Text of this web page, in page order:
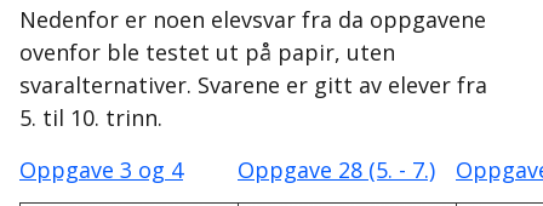
Nedenfor er noen elevsvar fra da oppgavene
ovenfor ble testet ut på papir, uten
svaralternativer. Svarene er gitt av elever fra
5. til 10. trinn.
Oppgave 3 og 4
Oppgave 28 (5. - 7.)